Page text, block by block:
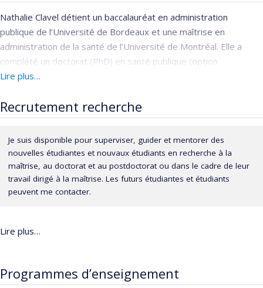
Nathalie Clavel détient un baccalauréat en administration
publique de l’Université de Bordeaux et une maîtrise en
administration de la santé de l’Université de Montréal. Elle a
complété un doctorat (PhD) en santé publique (option
Organisation des soins) à l’École de santé publique de
postdoctorale principalement sur la gestion et le contrôle des
infections acquises en milieu hospitalier à l’École des sciences
infirmières Ingram de l’Université McGill. Elle a également
collaboré à divers projets au Canada, au Québec et en France
portant notamment sur : le design des unités de soins intensifs
et leur impact sur la performance des équipes
interprofessionnelles, le niveau de préparation des infirmières
groupes de médecine de famille, l’implantation des services de
remplacement articulaire. Avec plus de 10 ans d’expérience dans
la recherche sur la gestion et l’organisation des services de
Lire plus…
Recrutement recherche
Je suis disponible pour superviser, guider et mentorer des
nouvelles étudiantes et nouvaux étudiants en recherche à la
maîtrise, au doctorat et au postdoctorat ou dans le cadre de leur
travail dirigé à la maîtrise. Les futurs étudiantes et étudiants
peuvent me contacter.
Lire plus…
Programmes d’enseignement